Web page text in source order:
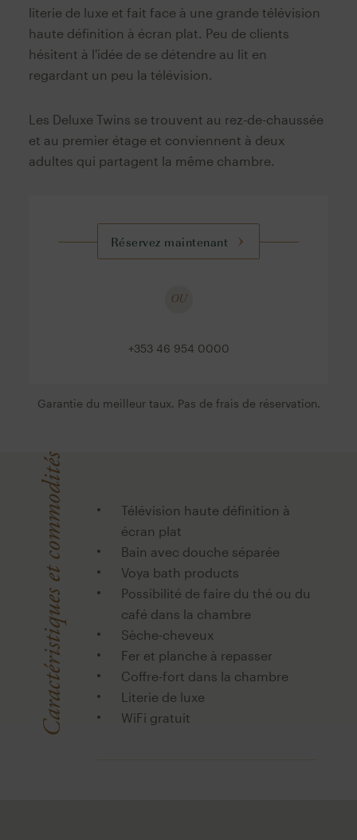
literie de luxe et fait face à une grande télévision
haute définition à écran plat. Peu de clients
hésitent à l'idée de se détendre au lit en
regardant un peu la télévision.
Les Deluxe Twins se trouvent au rez-de-chaussée
et au premier étage et conviennent à deux
adultes qui partagent la même chambre.
Réservez maintenant
OU
+353 46 954 0000
Garantie du meilleur taux. Pas de frais de réservation.
Caractéristiques et commodités
Télévision haute définition à
écran plat
Bain avec douche séparée
Voya bath products
Possibilité de faire du thé ou du
café dans la chambre
Sèche-cheveux
Fer et planche à repasser
Coffre-fort dans la chambre
Literie de luxe
WiFi gratuit